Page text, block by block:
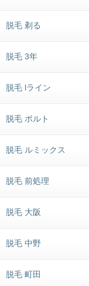
脱毛 剃る
脱毛 3年
脱毛 lライン
脱毛 ボルト
脱毛 ルミックス
脱毛 前処理
脱毛 大阪
脱毛 中野
脱毛 町田